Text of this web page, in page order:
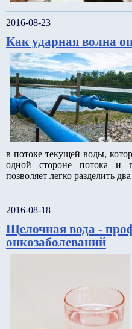
2016-08-23
Как ударная волна
в потоке текущей воды,
одной стороне потока и
позволяет легко разделить
2016-08-18
Щелочная вода -
онкозаболеваний